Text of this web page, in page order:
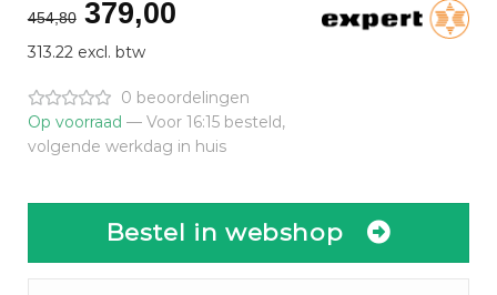
454,80 Oorspronkelijke
prijs
was:
€454,80.
379,00Huidige
€379,00.
313.22 excl. btw
0 beoordelingen
Op voorraad — Voor 16:15 besteld,
volgende werkdag in huis
Bestel in webshop